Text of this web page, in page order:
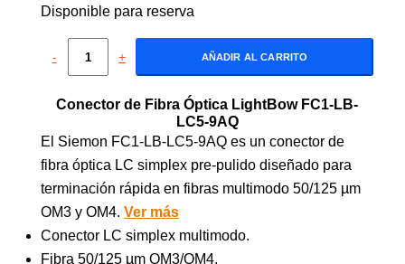
Disponible para reserva
- + AÑADIR AL CARRITO
Conector de Fibra Óptica LightBow FC1-LB-
LC5-9AQ
El Siemon FC1-LB-LC5-9AQ es un conector de
fibra óptica LC simplex pre-pulido diseñado para
terminación rápida en fibras multimodo 50/125 µm
OM3 y OM4. Ver más
Conector LC simplex multimodo.
Fibra 50/125 µm OM3/OM4.